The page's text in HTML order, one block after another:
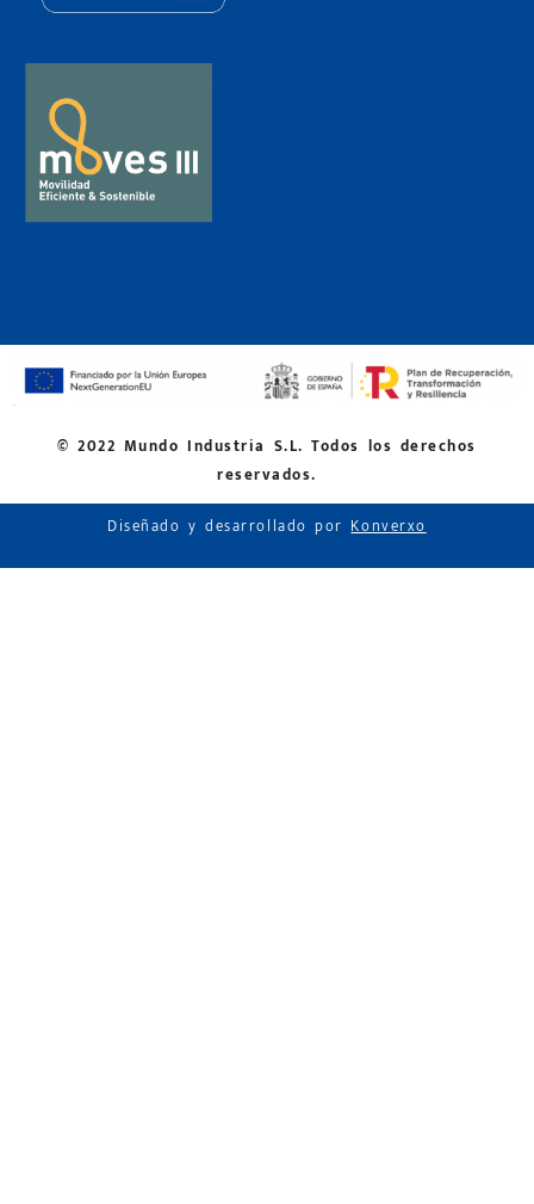
© 2022 Mundo Industria S.L. Todos los derechos
reservados.
Diseñado y desarrollado porKonverxo